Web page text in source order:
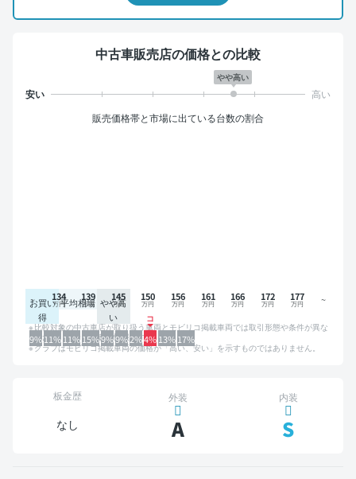
中古車販売店の価格との比較
やや高い
販売価格帯と市場に出ている台数の割合
お買い
得
平均相場 やや高
い
9%11%11%15%9%9%2%4%13%17%
134 139 145 150 156 161 166 172 177
比較対象の中古車店が取り扱う車両とモビリコ掲載車両では取引形態や条件が異な
るため、グラフは参考情報です。
グラフはモビリコ掲載車両の価格が「高い、安い」を示すものではありません。
板金歴
なし
外装
A
内装
S